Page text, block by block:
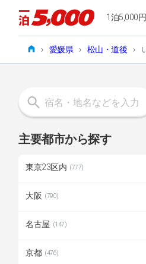
1泊5,000
› 愛媛県 › 松山・道後 ›
主要都市から探す
東京23区内 (777)
大阪 (790)
名古屋 (147)
京都 (476)